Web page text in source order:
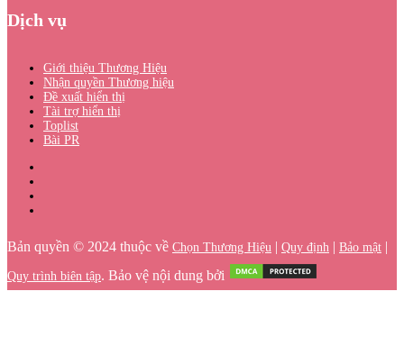
Dịch vụ
Giới thiệu Thương Hiệu
Nhận quyền Thương hiệu
Đề xuất hiển thị
Tài trợ hiển thị
Toplist
Bài PR
Bản quyền © 2024 thuộc về Chọn Thương Hiệu | Quy định | Bảo mật |
Quy trình biên tập. Bảo vệ nội dung bởi